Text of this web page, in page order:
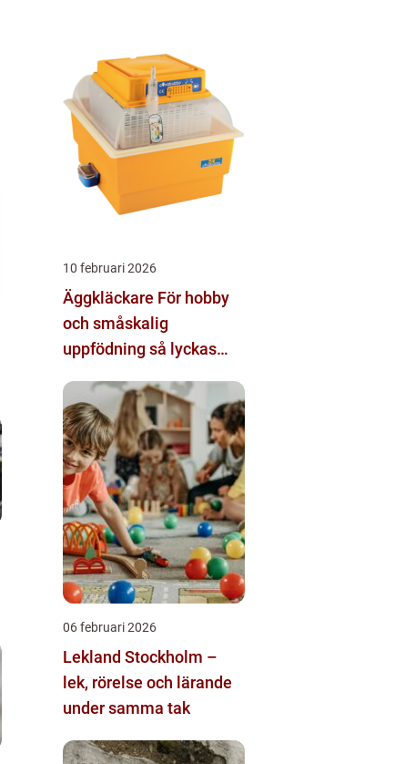
10 februari 2026
Äggkläckare För hobby
och småskalig
uppfödning så lyckas
06 februari 2026
Lekland Stockholm –
lek, rörelse och lärande
under samma tak